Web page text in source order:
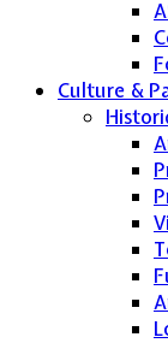
Culture &